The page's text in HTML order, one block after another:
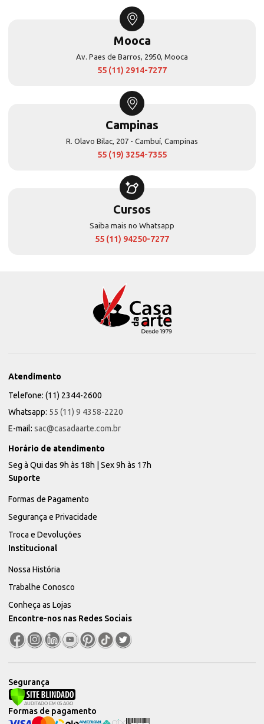
Mooca
Av. Paes de Barros, 2950, Mooca
55 (11) 2914-7277
Campinas
R. Olavo Bilac, 207 - Cambuí, Campinas
55 (19) 3254-7355
Cursos
Saiba mais no Whatsapp
55 (11) 94250-7277
Atendimento
Telefone: (11) 2344-2600
Whatsapp: 55 (11) 9 4358-2220
E-mail: sac@casadaarte.com.br
Horário de atendimento
Seg à Qui das 9h às 18h | Sex 9h às 17h
Suporte
Formas de Pagamento
Segurança e Privacidade
Troca e Devoluções
Institucional
Nossa História
Trabalhe Conosco
Conheça as Lojas
Encontre-nos nas Redes Sociais
Segurança
Formas de pagamento